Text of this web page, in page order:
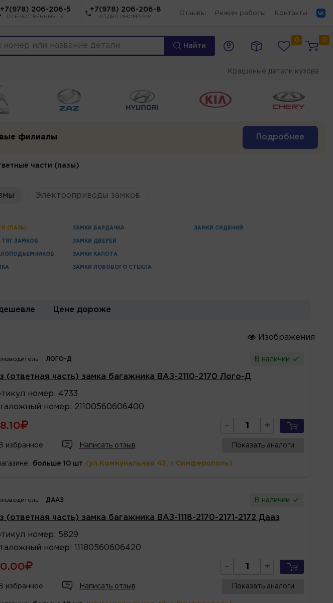
+7(978) 206-206-5
ОТЕЧЕСТВЕННЫЕ ТС
+7(978) 206-206-8
ОТДЕЛ ИНОМАРКИ
Отзывы Режим работы Контакты
Найти
0 0
Крашеные детали кузова
филиалы Подробнее
части (пазы)
Электроприводы замков
(ПАЗЫ)
ЗАМКОВ
ЗАМКИ БАРДАЧКА
ЗАМКИ ДВЕРЕЙ
ЗАМКИ КАПОТА
ЗАМКИ ЛОБОВОГО СТЕКЛА
ЗАМКИ СИДЕНИЙ
Цене дороже
Изображения
ЛОГО-Д В наличии
(ответная часть) замка багажника ВАЗ-2110-2170 Лого-Д
номер : 4733
номер : 21100560606400
- +
В избранное Написать отзыв Показать аналоги
больше 10 шт (ул.Коммунальная 43, г.Симферополь)
ДААЗ В наличии
(ответная часть) замка багажника ВАЗ-1118-2170-2171-2172 Дааз
номер : 5829
номер : 11180560606420
- +
В избранное Написать отзыв Показать аналоги